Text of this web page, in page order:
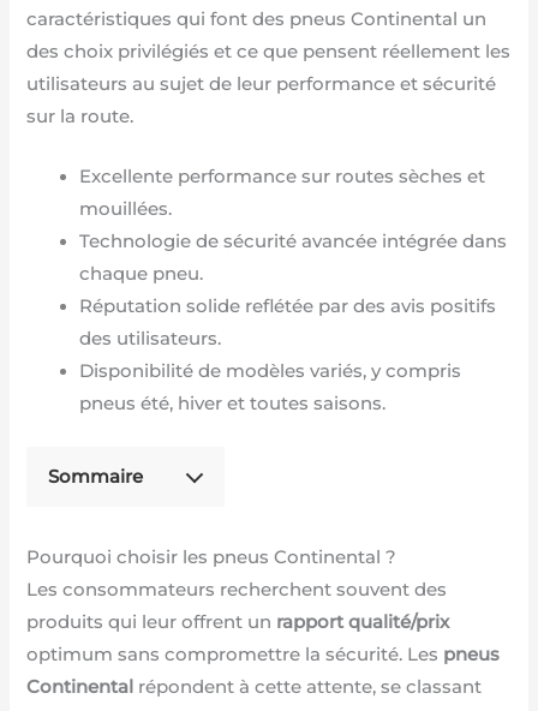
caractéristiques qui font des pneus Continental un
des choix privilégiés et ce que pensent réellement les
utilisateurs au sujet de leur performance et sécurité
sur la route.
Excellente performance sur routes sèches et
mouillées.
Technologie de sécurité avancée intégrée dans
chaque pneu.
Réputation solide reflétée par des avis positifs
des utilisateurs.
Disponibilité de modèles variés, y compris
pneus été, hiver et toutes saisons.
Sommaire
Pourquoi choisir les pneus Continental ?
Les consommateurs recherchent souvent des
produits qui leur offrent un rapport qualité/prix
optimum sans compromettre la sécurité. Les pneus
Continental répondent à cette attente, se classant